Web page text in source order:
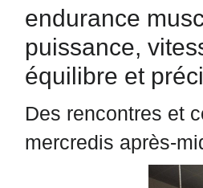
endurance
puissance,
équilibre et
Des rencontres et
mercredis après-